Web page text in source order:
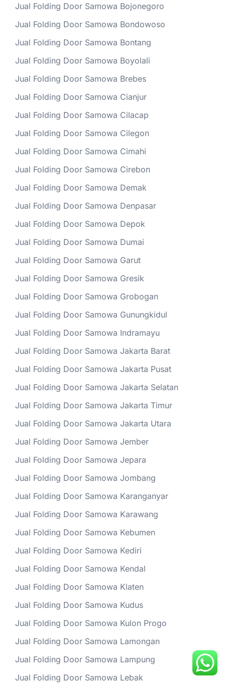
Jual Folding Door Samowa Bojonegoro
Jual Folding Door Samowa Bondowoso
Jual Folding Door Samowa Bontang
Jual Folding Door Samowa Boyolali
Jual Folding Door Samowa Brebes
Jual Folding Door Samowa Cianjur
Jual Folding Door Samowa Cilacap
Jual Folding Door Samowa Cilegon
Jual Folding Door Samowa Cimahi
Jual Folding Door Samowa Cirebon
Jual Folding Door Samowa Demak
Jual Folding Door Samowa Denpasar
Jual Folding Door Samowa Depok
Jual Folding Door Samowa Dumai
Jual Folding Door Samowa Garut
Jual Folding Door Samowa Gresik
Jual Folding Door Samowa Grobogan
Jual Folding Door Samowa Gunungkidul
Jual Folding Door Samowa Indramayu
Jual Folding Door Samowa Jakarta Barat
Jual Folding Door Samowa Jakarta Pusat
Jual Folding Door Samowa Jakarta Selatan
Jual Folding Door Samowa Jakarta Timur
Jual Folding Door Samowa Jakarta Utara
Jual Folding Door Samowa Jember
Jual Folding Door Samowa Jepara
Jual Folding Door Samowa Jombang
Jual Folding Door Samowa Karanganyar
Jual Folding Door Samowa Karawang
Jual Folding Door Samowa Kebumen
Jual Folding Door Samowa Kediri
Jual Folding Door Samowa Kendal
Jual Folding Door Samowa Klaten
Jual Folding Door Samowa Kudus
Jual Folding Door Samowa Kulon Progo
Jual Folding Door Samowa Lamongan
Jual Folding Door Samowa Lampung
Jual Folding Door Samowa Lebak